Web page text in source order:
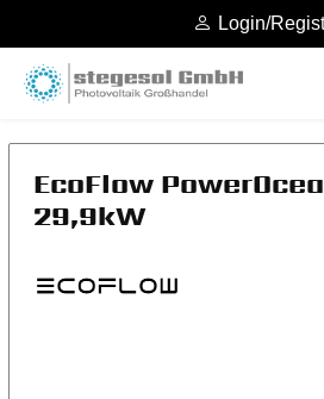
Login/
EcoFlow
29,9kW